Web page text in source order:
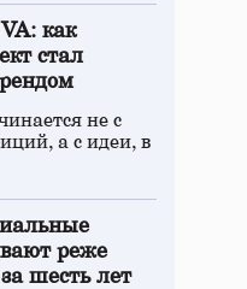
как
стал
не с
а с идеи, в
реже
шесть лет